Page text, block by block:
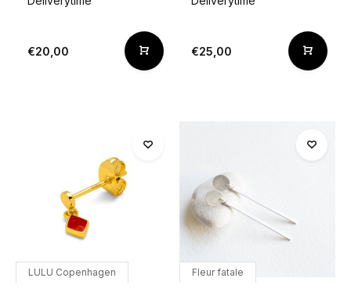
€20,00 €25,00
LULU Copenhagen Fleur fatale